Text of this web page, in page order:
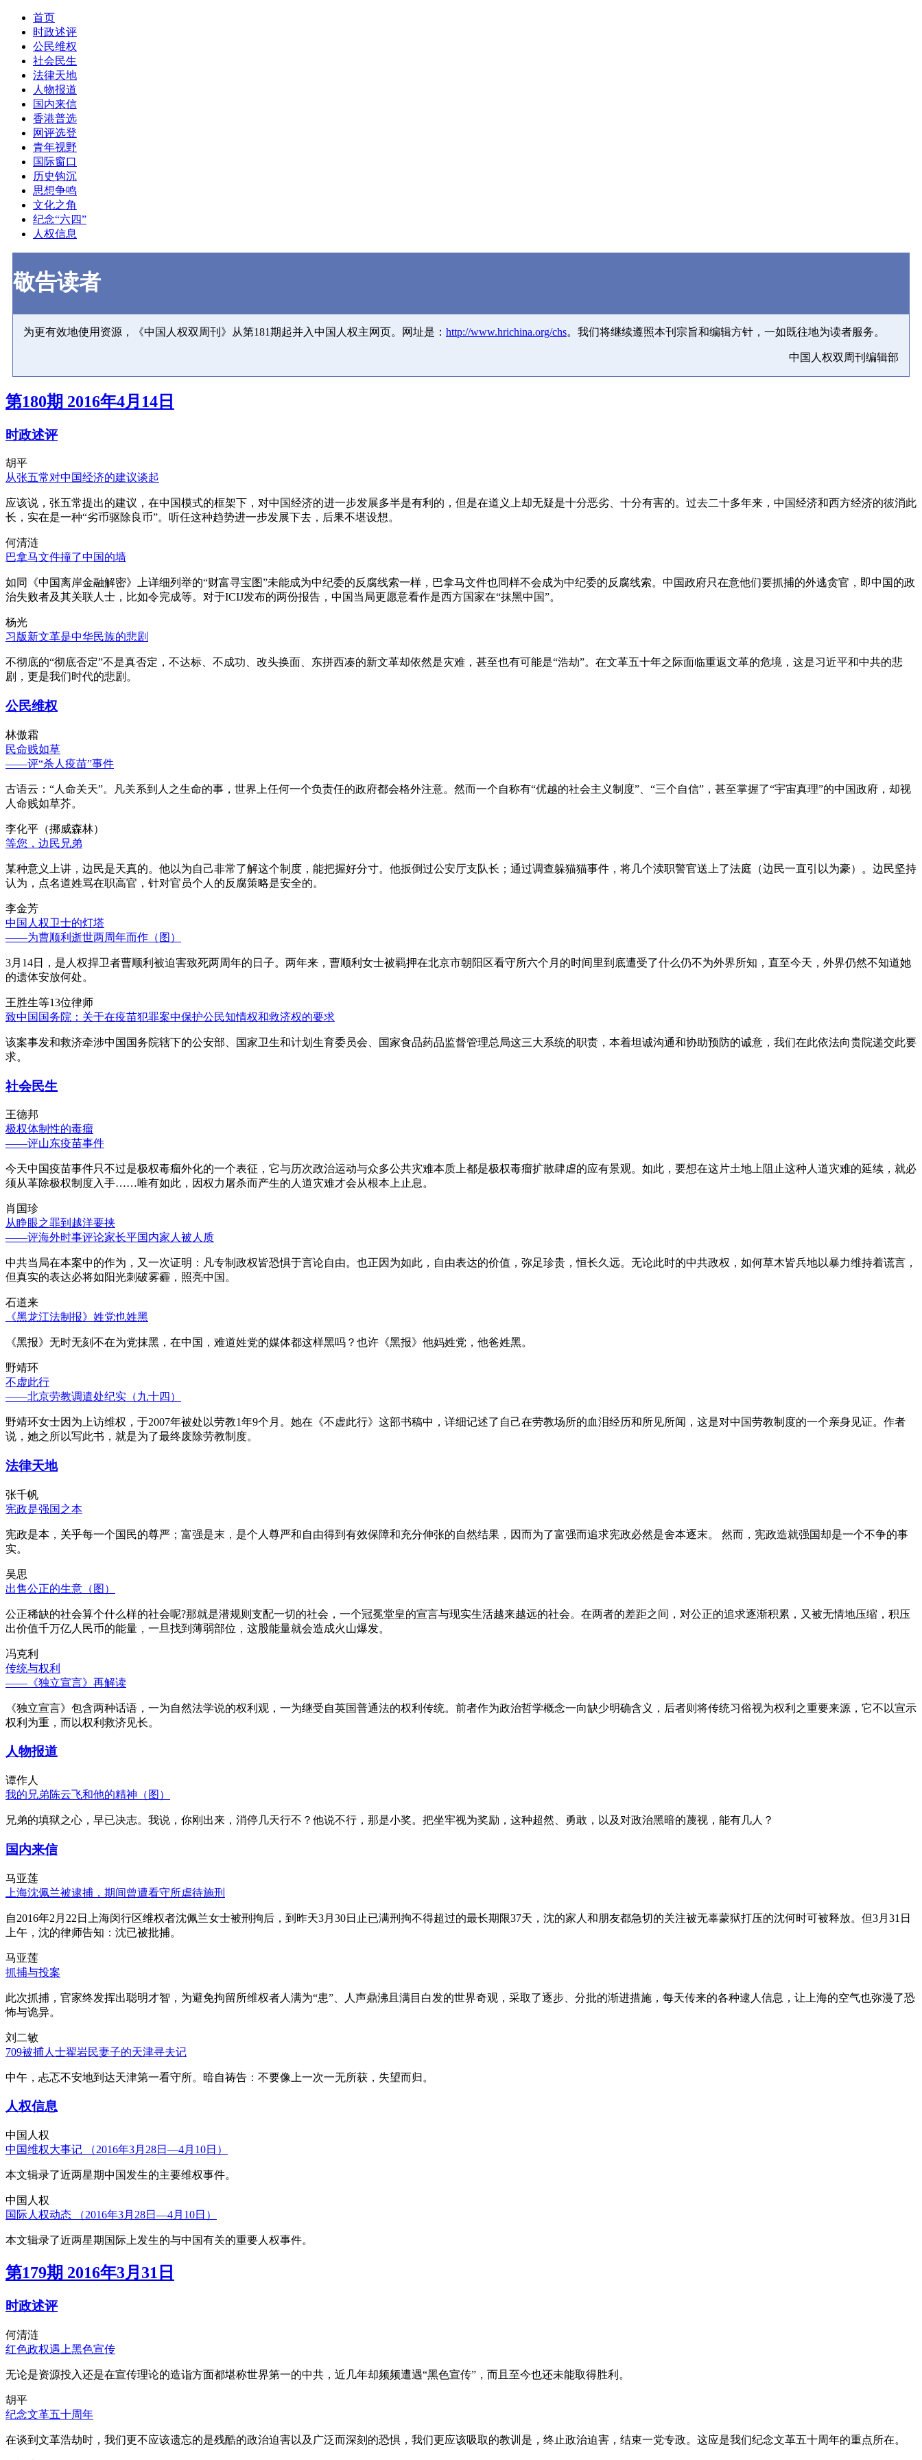
首页
时政述评
公民维权
社会民生
法律天地
人物报道
国内来信
香港普选
网评选登
青年视野
国际窗口
历史钩沉
思想争鸣
文化之角
纪念“六四”
人权信息
敬告读者
为更有效地使用资源，《中国人权双周刊》从第181期起并入中国人权主网页。网址是： http://www.hrichina.org/chs。我们将继续遵照本刊宗旨和编辑方针，一如既往地为读者服务。
中国人权双周刊编辑部
第180期 2016年4月14日
时政述评
胡平
从张五常对中国经济的建议谈起
应该说，张五常提出的建议，在中国模式的框架下，对中国经济的进一步发展多半是有利的，但是在道义上却无疑是十分恶劣、十分有害的。过去二十多年来，中国经济和西方经济的彼消此
长，实在是一种“劣币驱除良币”。听任这种趋势进一步发展下去，后果不堪设想。
何清涟
巴拿马文件撞了中国的墙
如同《中国离岸金融解密》上详细列举的“财富寻宝图”未能成为中纪委的反腐线索一样，巴拿马文件也同样不会成为中纪委的反腐线索。中国政府只在意他们要抓捕的外逃贪官，即中国的政
治失败者及其关联人士，比如令完成等。对于ICIJ发布的两份报告，中国当局更愿意看作是西方国家在“抹黑中国”。
杨光
习版新文革是中华民族的悲剧
不彻底的“彻底否定”不是真否定，不达标、不成功、改头换面、东拼西凑的新文革却依然是灾难，甚至也有可能是“浩劫”。在文革五十年之际面临重返文革的危境，这是习近平和中共的悲
剧，更是我们时代的悲剧。
公民维权
林傲霜
民命贱如草
——评“杀人疫苗”事件
古语云：“人命关天”。凡关系到人之生命的事，世界上任何一个负责任的政府都会格外注意。然而一个自称有“优越的社会主义制度”、“三个自信”，甚至掌握了“宇宙真理”的中国政府，却视
人命贱如草芥。
李化平（挪威森林）
等您，边民兄弟
某种意义上讲，边民是天真的。他以为自己非常了解这个制度，能把握好分寸。他扳倒过公安厅支队长；通过调查躲猫猫事件，将几个渎职警官送上了法庭（边民一直引以为豪）。边民坚持
认为，点名道姓骂在职高官，针对官员个人的反腐策略是安全的。
李金芳
中国人权卫士的灯塔
——为曹顺利逝世两周年而作（图）
3月14日，是人权捍卫者曹顺利被迫害致死两周年的日子。两年来，曹顺利女士被羁押在北京市朝阳区看守所六个月的时间里到底遭受了什么仍不为外界所知，直至今天，外界仍然不知道她
的遗体安放何处。
王胜生等13位律师
致中国国务院：关于在疫苗犯罪案中保护公民知情权和救济权的要求
该案事发和救济牵涉中国国务院辖下的公安部、国家卫生和计划生育委员会、国家食品药品监督管理总局这三大系统的职责，本着坦诚沟通和协助预防的诚意，我们在此依法向贵院递交此要
求。
社会民生
王德邦
极权体制性的毒瘤
——评山东疫苗事件
今天中国疫苗事件只不过是极权毒瘤外化的一个表征，它与历次政治运动与众多公共灾难本质上都是极权毒瘤扩散肆虐的应有景观。如此，要想在这片土地上阻止这种人道灾难的延续，就必
须从革除极权制度入手……唯有如此，因权力屠杀而产生的人道灾难才会从根本上止息。
肖国珍
从睁眼之罪到越洋要挟
——评海外时事评论家长平国内家人被人质
中共当局在本案中的作为，又一次证明：凡专制政权皆恐惧于言论自由。也正因为如此，自由表达的价值，弥足珍贵，恒长久远。无论此时的中共政权，如何草木皆兵地以暴力维持着谎言，
但真实的表达必将如阳光刺破雾霾，照亮中国。
石道来
《黑龙江法制报》姓党也姓黑
《黑报》无时无刻不在为党抹黑，在中国，难道姓党的媒体都这样黑吗？也许《黑报》他妈姓党，他爸姓黑。
野靖环
不虚此行
——北京劳教调遣处纪实（九十四）
野靖环女士因为上访维权，于2007年被处以劳教1年9个月。她在《不虚此行》这部书稿中，详细记述了自己在劳教场所的血泪经历和所见所闻，这是对中国劳教制度的一个亲身见证。作者
说，她之所以写此书，就是为了最终废除劳教制度。
法律天地
张千帆
宪政是强国之本
宪政是本，关乎每一个国民的尊严；富强是末，是个人尊严和自由得到有效保障和充分伸张的自然结果，因而为了富强而追求宪政必然是舍本逐末。 然而，宪政造就强国却是一个不争的事
实。
吴思
出售公正的生意（图）
公正稀缺的社会算个什么样的社会呢?那就是潜规则支配一切的社会，一个冠冕堂皇的宣言与现实生活越来越远的社会。在两者的差距之间，对公正的追求逐渐积累，又被无情地压缩，积压
出价值千万亿人民币的能量，一旦找到薄弱部位，这股能量就会造成火山爆发。
冯克利
传统与权利
——《独立宣言》再解读
《独立宣言》包含两种话语，一为自然法学说的权利观，一为继受自英国普通法的权利传统。前者作为政治哲学概念一向缺少明确含义，后者则将传统习俗视为权利之重要来源，它不以宣示
权利为重，而以权利救济见长。
人物报道
谭作人
我的兄弟陈云飞和他的精神（图）
兄弟的填狱之心，早已决志。我说，你刚出来，消停几天行不？他说不行，那是小奖。把坐牢视为奖励，这种超然、勇敢，以及对政治黑暗的蔑视，能有几人？
国内来信
马亚莲
上海沈佩兰被逮捕，期间曾遭看守所虐待施刑
自2016年2月22日上海闵行区维权者沈佩兰女士被刑拘后，到昨天3月30日止已满刑拘不得超过的最长期限37天，沈的家人和朋友都急切的关注被无辜蒙狱打压的沈何时可被释放。但3月31日
上午，沈的律师告知：沈已被批捕。
马亚莲
抓捕与投案
此次抓捕，官家终发挥出聪明才智，为避免拘留所维权者人满为“患”、人声鼎沸且满目白发的世界奇观，采取了逐步、分批的渐进措施，每天传来的各种逮人信息，让上海的空气也弥漫了恐
怖与诡异。
刘二敏
709被捕人士翟岩民妻子的天津寻夫记
中午，忐忑不安地到达天津第一看守所。暗自祷告：不要像上一次一无所获，失望而归。
人权信息
中国人权
中国维权大事记 （2016年3月28日—4月10日）
本文辑录了近两星期中国发生的主要维权事件。
中国人权
国际人权动态 （2016年3月28日—4月10日）
本文辑录了近两星期国际上发生的与中国有关的重要人权事件。
第179期 2016年3月31日
时政述评
何清涟
红色政权遇上黑色宣传
无论是资源投入还是在宣传理论的造诣方面都堪称世界第一的中共，近几年却频频遭遇“黑色宣传”，而且至今也还未能取得胜利。
胡平
纪念文革五十周年
在谈到文革浩劫时，我们更不应该遗忘的是残酷的政治迫害以及广泛而深刻的恐惧，我们更应该吸取的教训是，终止政治迫害，结束一党专政。这应是我们纪念文革五十周年的重点所在。